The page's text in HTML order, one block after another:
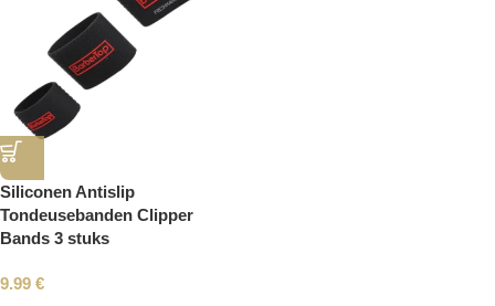
Siliconen Antislip
Tondeusebanden Clipper
Bands 3 stuks
9.99 €